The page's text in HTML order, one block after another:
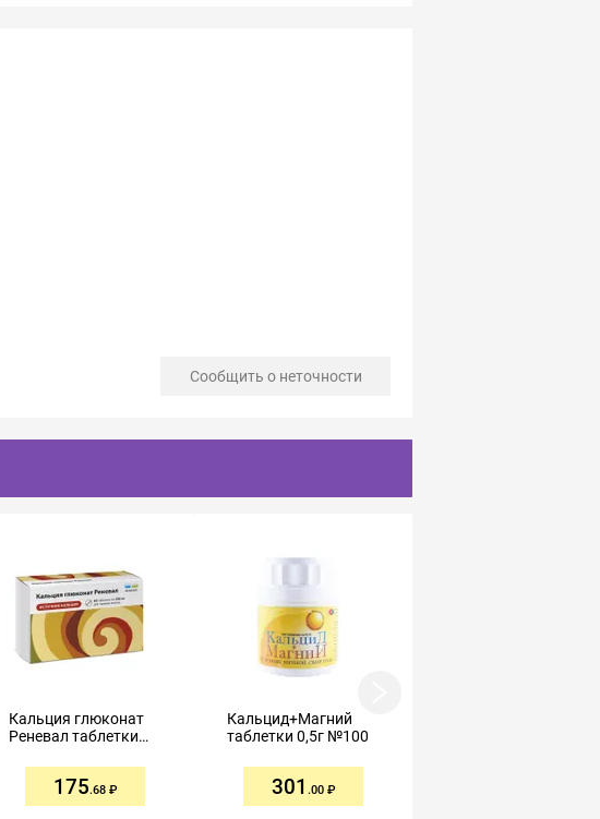
Сообщить о неточности
Кальция глюконат
Реневал таблетки
175.68
Кальцид+Магний
таблетки 0,5г №100
301 .00